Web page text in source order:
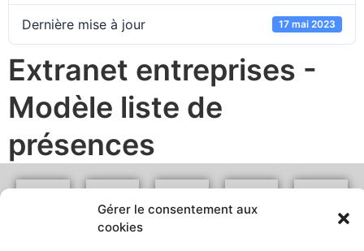
Gérer le consentement aux
cookies
Dernière mise à jour 17 mai 2023
Extranet entreprises -
Modèle liste de
présences
Ouvriers
Chercheurs